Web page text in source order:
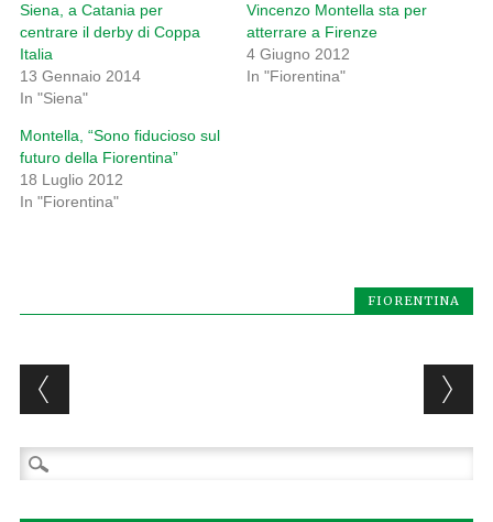
Siena, a Catania per
centrare il derby di Coppa
Italia
13 Gennaio 2014
In "Siena"
Vincenzo Montella sta per
atterrare a Firenze
4 Giugno 2012
In "Fiorentina"
Montella, “Sono fiducioso sul
futuro della Fiorentina”
18 Luglio 2012
In "Fiorentina"
FIORENTINA
Post navigation
Ricerca
per: